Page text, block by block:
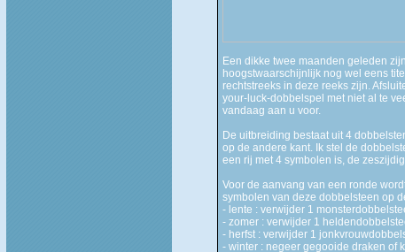
Een dikke twee maanden geleden
hoogstwaarschijnlijk nog wel eens
rechtstreeks in deze reeks zijn.
your-luck-dobbelspel met niet al te
vandaag aan u voor.
De uitbreiding bestaat uit 4
op de andere kant. Ik stel de
een rij met 4 symbolen is, de
Voor de aanvang van een ronde
symbolen van deze dobbelsteen op
- lente : verwijder 1
- zomer : verwijder 1
- herfst : verwijder 1
- winter : negeer gegooide draken of